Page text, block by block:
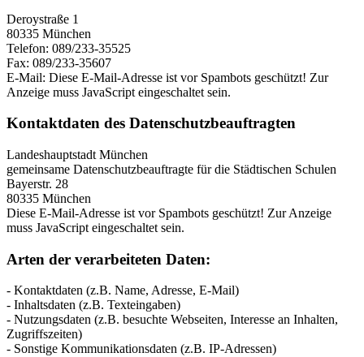
Deroystraße 1
80335 München
Telefon: 089/233-35525
Fax: 089/233-35607
E-Mail: Diese E-Mail-Adresse ist vor Spambots geschützt! Zur
Anzeige muss JavaScript eingeschaltet sein.
Kontaktdaten des Datenschutzbeauftragten
Landeshauptstadt München
gemeinsame Datenschutzbeauftragte für die Städtischen Schulen
Bayerstr. 28
80335 München
Diese E-Mail-Adresse ist vor Spambots geschützt! Zur Anzeige
muss JavaScript eingeschaltet sein.
Arten der verarbeiteten Daten:
- Kontaktdaten (z.B. Name, Adresse, E-Mail)
- Inhaltsdaten (z.B. Texteingaben)
- Nutzungsdaten (z.B. besuchte Webseiten, Interesse an Inhalten,
Zugriffszeiten)
- Sonstige Kommunikationsdaten (z.B. IP-Adressen)